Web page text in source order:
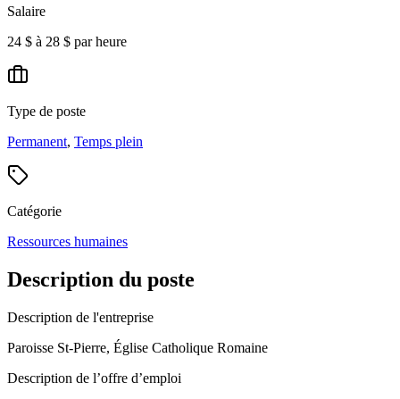
Salaire
24 $ à 28 $ par heure
Type de poste
Permanent, Temps plein
Catégorie
Ressources humaines
Description du poste
Description de l'entreprise
Paroisse St-Pierre, Église Catholique Romaine
Description de l’offre d’emploi